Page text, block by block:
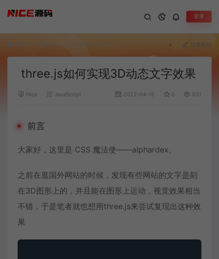
登录
首页 开发前沿 JavaScript 正文 我要投稿
three.js如何实现3D动态文字效果
Nice JavaScript 2022-04-15 0 931
前言
大家好，这里是 CSS 魔法使——alphardex。
之前在逛国外网站的时候，发现有些网站的文字是刻
在3D图形上的，并且能在图形上运动，视觉效果相当
不错，于是笔者就也想用three.js来尝试复现出这种效
果